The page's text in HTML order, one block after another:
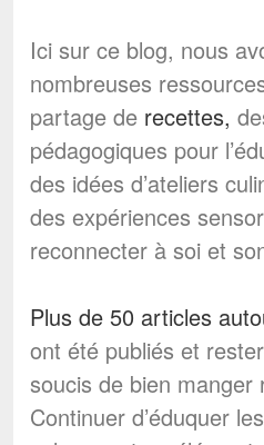
Ici sur ce blog, nous
nombreuses
partage de recettes,
pédagogiques pour
des idées d’ateliers
des expériences
reconnecter à soi et
Plus de 50 articles
ont été publiés et
soucis de bien manger
Continuer d’éduquer